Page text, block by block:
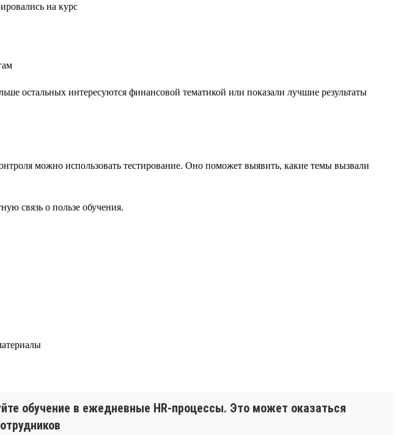
на курс
остальных интересуются финансовой тематикой или показали лучшие результаты
можно использовать тестирование. Оно поможет выявить, какие темы вызвали
связь о пользе обучения.
обучение в ежедневные HR-процессы. Это может оказаться